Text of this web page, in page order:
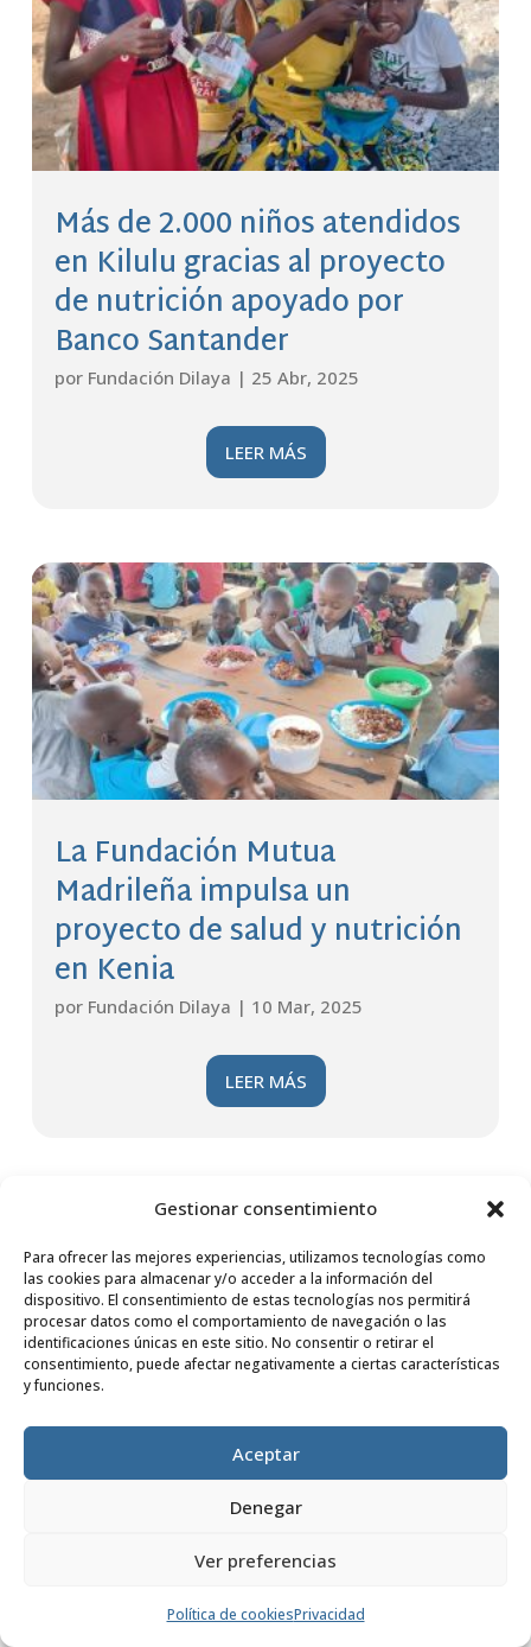
Gestionar consentimiento
Para ofrecer las mejores experiencias, utilizamos tecnologías como
las cookies para almacenar y/o acceder a la información del
dispositivo. El consentimiento de estas tecnologías nos permitirá
procesar datos como el comportamiento de navegación o las
identificaciones únicas en este sitio. No consentir o retirar el
consentimiento, puede afectar negativamente a ciertas características
y funciones.
Aceptar
Denegar
Ver preferencias
Política de cookiesPrivacidad
Más de 2.000 niños atendidos
en Kilulu gracias al proyecto
de nutrición apoyado por
Banco Santander
por Fundación Dilaya | 25 Abr, 2025
LEER MÁS
La Fundación Mutua
Madrileña impulsa un
proyecto de salud y nutrición
en Kenia
por Fundación Dilaya | 10 Mar, 2025
LEER MÁS
Un paso más hacia la
educación y la seguridad
alimentaria en Tete